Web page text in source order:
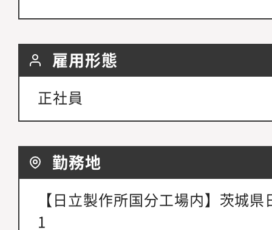
雇用形態
正社員
勤務地
【日立製作所国分工場内】茨城
1